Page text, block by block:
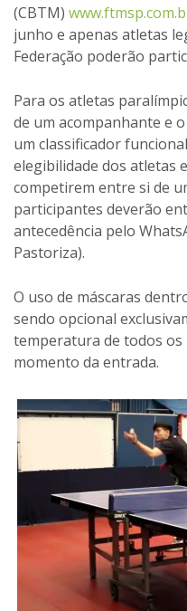
(CBTM)
junho e apenas atletas
Federação poderão
Para os atletas
de um acompanhante e
um classificador
elegibilidade dos atletas
competirem entre si de
participantes deverão
antecedência pelo
Pastoriza).
O uso de máscaras
sendo opcional
temperatura de todos
momento da entrada.